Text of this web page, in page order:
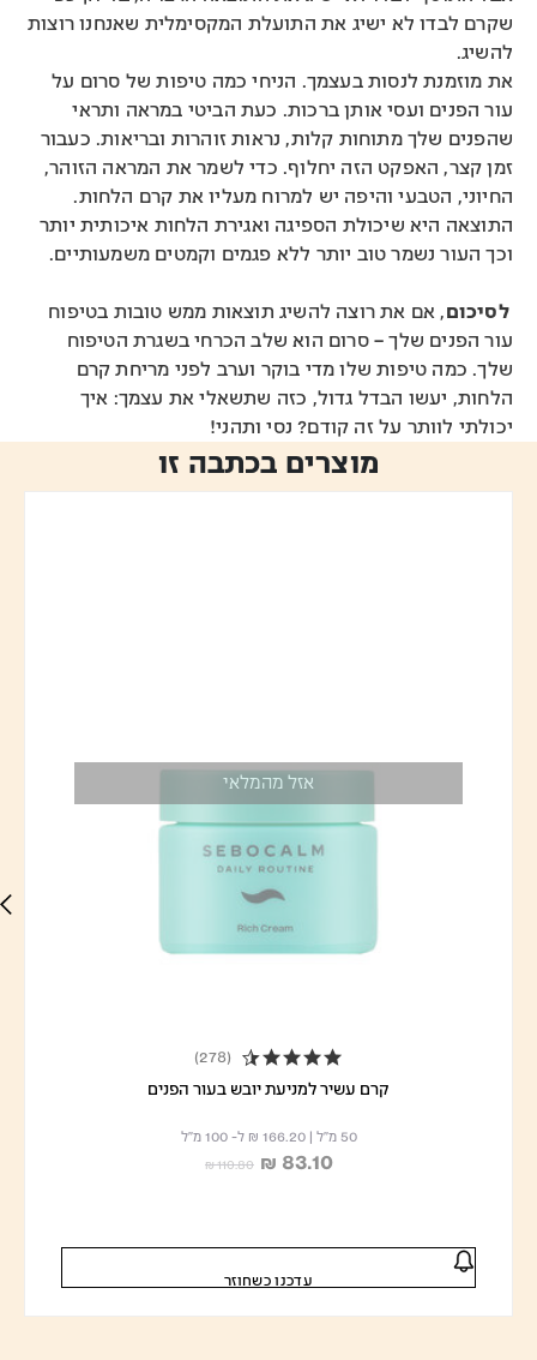
שקרם לבדו לא ישיג את התועלת המקסימלית שאנחנו רוצות
להשיג.
את מוזמנת לנסות בעצמך. הניחי כמה טיפות של סרום על
עור הפנים ועסי אותן ברכות. כעת הביטי במראה ותראי
שהפנים שלך מתוחות קלות, נראות זוהרות ובריאות. כעבור
זמן קצר, האפקט הזה יחלוף. כדי לשמר את המראה הזוהר,
החיוני, הטבעי והיפה יש למרוח מעליו את קרם הלחות.
התוצאה היא שיכולת הספיגה ואגירת הלחות איכותית יותר
וכך העור נשמר טוב יותר ללא פגמים וקמטים משמעותיים.
לסיכום, אם את רוצה להשיג תוצאות ממש טובות בטיפוח
עור הפנים שלך – סרום הוא שלב הכרחי בשגרת הטיפוח
שלך. כמה טיפות שלו מדי בוקר וערב לפני מריחת קרם
הלחות, יעשו הבדל גדול, כזה שתשאלי את עצמך: איך
יכולתי לוותר על זה קודם? נסי ותהני!
מוצרים בכתבה זו
אזל מהמלאי
4.7 star rating
(278)
קרם עשיר למניעת יובש בעור הפנים
50 מ"ל |
₪ 166.20 ל- 100 מ"ל
₪ 83.10
Price reduced from
₪ 110.80
to
עדכנו כשחוזר